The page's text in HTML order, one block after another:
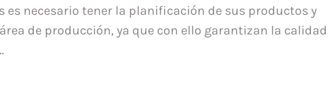
es necesario tener la planificación de sus productos y
de producción, ya que con ello garantizan la calidad